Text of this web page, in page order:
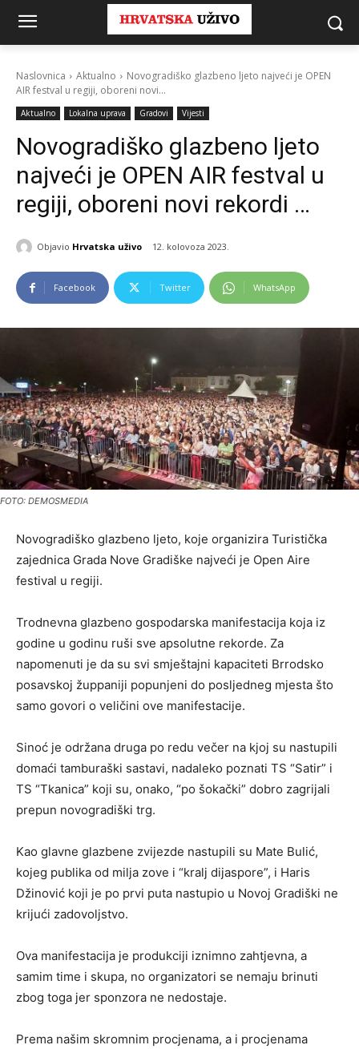
Naslovnica Aktualno
Novogradiško glazbeno ljeto najveći je OPEN
AIR festval u regiji, oboreni novi...
Aktualno Lokalna uprava Gradovi Vijesti
Novogradiško glazbeno ljeto
najveći je OPEN AIR festval u
regiji, oboreni novi rekordi …
Objavio Hrvatska uživo 12. kolovoza 2023.
Facebook Twitter WhatsApp
FOTO: DEMOSMEDIA
Novogradiško glazbeno ljeto, koje organizira Turistička
zajednica Grada Nove Gradiške najveći je Open Aire
festival u regiji.
Trodnevna glazbeno gospodarska manifestacija koja iz
godine u godinu ruši sve apsolutne rekorde. Za
napomenuti je da su svi smještajni kapaciteti Brrodsko
posavskoj župpaniji popunjeni do posljedneg mjesta što
samo govori o veličini ove manifestacije.
Sinoć je održana druga po redu večer na kjoj su nastupili
domaći tamburaški sastavi, nadaleko poznati TS “Satir” i
TS “Tkanica” koji su, onako, “po šokački” dobro zagrijali
prepun novogradiški trg.
Kao glavne glazbene zvijezde nastupili su Mate Bulić,
kojeg publika od milja zove i “kralj dijaspore”, i Haris
Džinović koji je po prvi puta nastupio u Novoj Gradiški ne
krijući zadovoljstvo.
Ova manifestacija je produkciji iznimno zahtjevna, a
samim time i skupa, no organizatori se nemaju brinuti
zbog toga jer sponzora ne nedostaje.
Prema našim skromnim procjenama, a i procjenama